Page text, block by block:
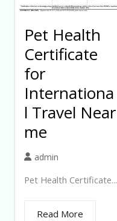
Pet Health
Certificate
for
Internationa
l Travel Near
me
admin
Pet Health Certificate...
Read More